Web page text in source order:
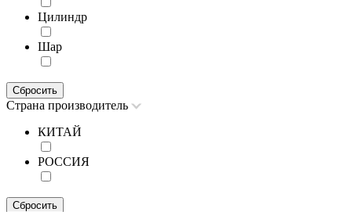
Цилиндр
Шар
Сбросить
Страна производитель
КИТАЙ
РОССИЯ
Сбросить